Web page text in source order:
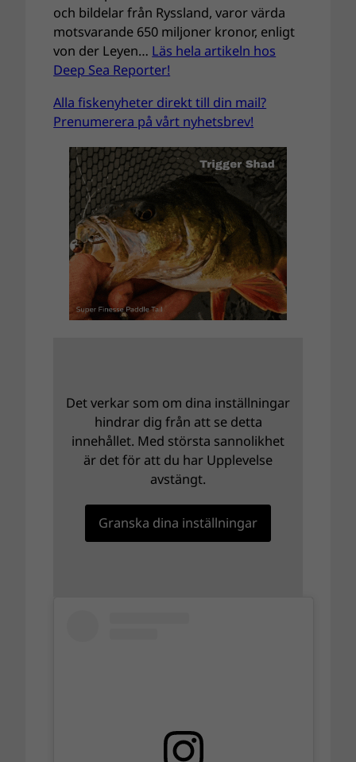
och bildelar från Ryssland, varor värda
motsvarande 650 miljoner kronor, enligt
von der Leyen… Läs hela artikeln hos
Deep Sea Reporter!
Alla fiskenyheter direkt till din mail?
Prenumerera på vårt nyhetsbrev!
Det verkar som om dina inställningar
hindrar dig från att se detta
innehållet. Med största sannolikhet
är det för att du har Upplevelse
avstängt.
Granska dina inställningar